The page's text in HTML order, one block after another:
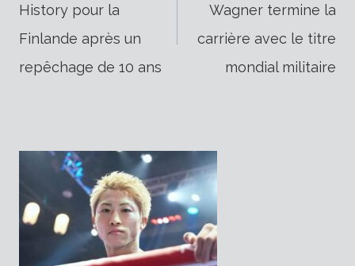
de
History pour la
Finlande après un
repêchage de 10 ans
Wagner termine la
carrière avec le titre
mondial militaire